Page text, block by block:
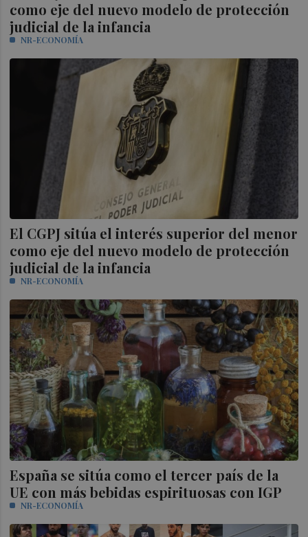
como eje del nuevo modelo de protección
judicial de la infancia
NR-ECONOMÍA
El CGPJ sitúa el interés superior del menor
como eje del nuevo modelo de protección
judicial de la infancia
NR-ECONOMÍA
España se sitúa como el tercer país de la
UE con más bebidas espirituosas con IGP
NR-ECONOMÍA